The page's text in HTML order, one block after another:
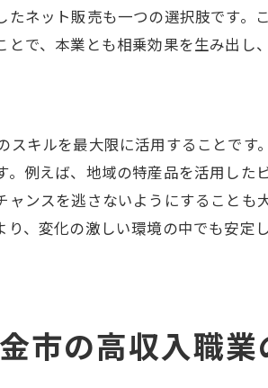
げるために知っておくべき効果的な
経歴書の効果的な書き方
るための自己PRの作り方
オの準備と役立て方
ち早くキャッチするテクニック
せる千葉県東金市の職業探しのステ
けるリスク管理の考え方
ネット販売も一つの選択肢です。
で、本業とも相乗効果を生み出し
キルを最大限に活用することで
例えば、地域の特産品を活用し
ンスを逃さないようにすること
、変化の激しい環境の中でも安定
市の高収入職